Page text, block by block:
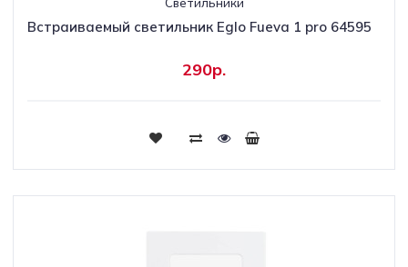
Встраиваемый светильник Eglo Fueva 1 pro 64595
290р.